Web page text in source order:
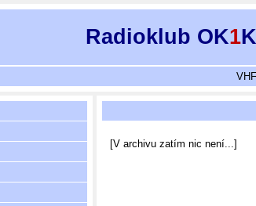
Radioklub OK1
[V archivu zatím nic není...]